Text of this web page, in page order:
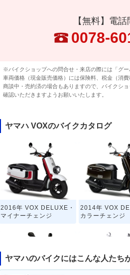
【無料】電
0078-
※バイクショップへの問合せ・来店の際には「グー
車両価格（現金販売価格）には保険料、税金（消
商談中・売約済の場合もありますので、バイクシ
確認いただきますようお願いいたします。
ヤマハ VOXのバイクカタログ
2016年 VOX DELUXE・
マイナーチェンジ
2014年 VOX
カラーチェンジ
ヤマハのバイクにはこんな人たち